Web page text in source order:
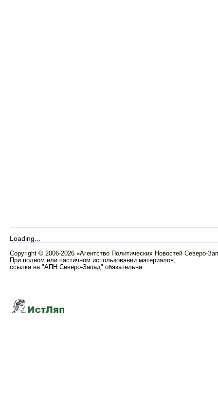
Loading...
Copyright © 2006-2026 «Агентство Политических Новостей Северо-
При полном или частичном использовании материалов,
ссылка на "АПН Северо-Запад" обязательна